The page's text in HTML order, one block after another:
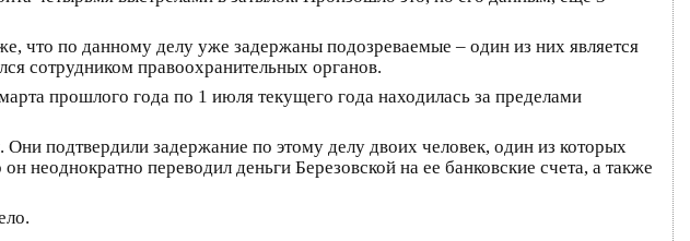
что по данному делу уже задержаны подозреваемые – один из них является
сотрудником правоохранительных органов.
прошлого года по 1 июля текущего года находилась за пределами
подтвердили задержание по этому делу двоих человек, один из которых
неоднократно переводил деньги Березовской на ее банковские счета, а также